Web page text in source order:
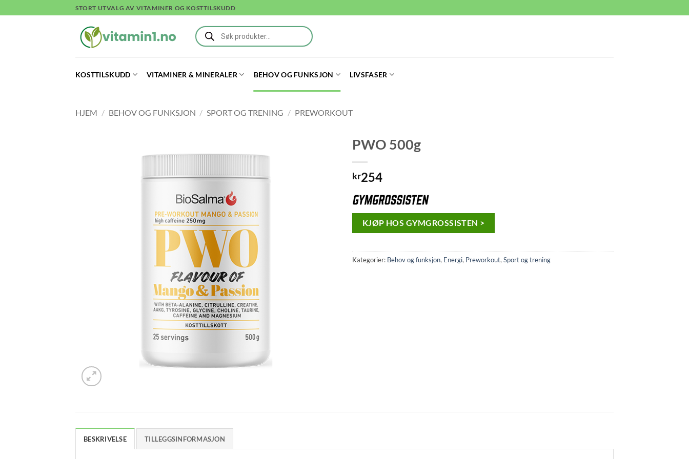
to
STORT UTVALG AV VITAMINER OG KOSTTILSKUDD
Products
search
KOSTTILSKUDD VITAMINER & MINERALER BEHOV OG FUNKSJON LIVSFASER
HJEM / BEHOV OG FUNKSJON / SPORT OG TRENING / PREWORKOUT
PWO 500g
kr254
KJØP HOS GYMGROSSISTEN >
Kategorier: Behov og funksjon, Energi, Preworkout,Sport og trening
BESKRIVELSE TILLEGGSINFORMASJON